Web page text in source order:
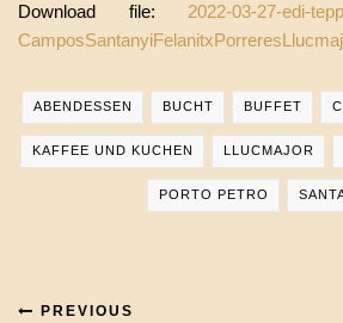
Download file: 2022-03-27-edi-
ABENDESSEN BUCHT BUFFET
KAFFEE UND KUCHEN LLUCMAJOR
PORTO PETRO
PREVIOUS